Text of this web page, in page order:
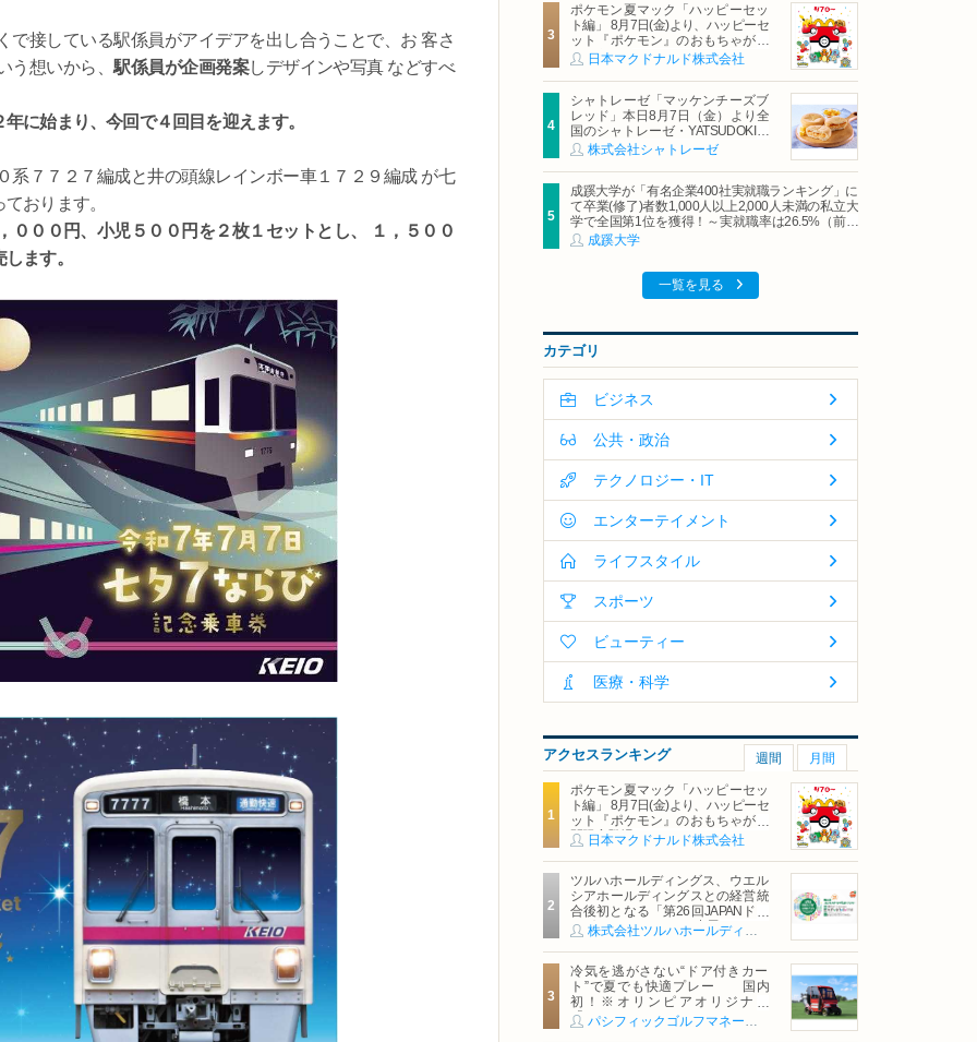
接している駅係員がアイデアを出し合うことで、お 客さ
う想いから、駅係員が企画発案しデザインや写真 などすべ
に始まり、今回で４回目を迎えます。
７７２７編成と井の頭線レインボー車１７２９編成 が七
おります。
０００円、小児５００円を２枚１セットとし、 １，５００
ます。
ポケモン夏マック「ハッピーセッ
ト編」 8月7日(金)より、ハッピーセ
ット『ポケモン』のおもちゃが期
間限定登場
日本マクドナルド株式会社
シャトレーゼ「マッケンチーズブ
レッド」本日8月7日（金）より全
国のシャトレーゼ・YATSUDOKIで
発売株式会社シャトレーゼ
成蹊大学が「有名企業400社実就職ランキング」に
て卒業(修了)者数1,000人以上2,000人未満の私立大
学で全国第1位を獲得！～実就職率は26.5%（前年
比＋4.3pt）に伸長、東京の私立大学でも10位にラ
ンクイン～
成蹊大学
一覧を見る
カテゴリ
ビジネス
公共・政治
テクノロジー・IT
エンターテイメント
ライフスタイル
スポーツ
ビューティー
医療・科学
アクセスランキング 週間 月間
ポケモン夏マック「ハッピーセッ
ト編」 8月7日(金)より、ハッピーセ
ット『ポケモン』のおもちゃが期
間限定登場
日本マクドナルド株式会社
ツルハホールディングス、ウエル
シアホールディングスとの経営統
合後初となる「第26回JAPANドラ
ッグストアショー」に出展
冷気を逃がさない“ドア付きカー
ト”で夏でも快適プレー 国内
初！※オリンピアオリジナル
「AirCon Cart（エアコンカー
ト）」導入 | ＰＧＭ